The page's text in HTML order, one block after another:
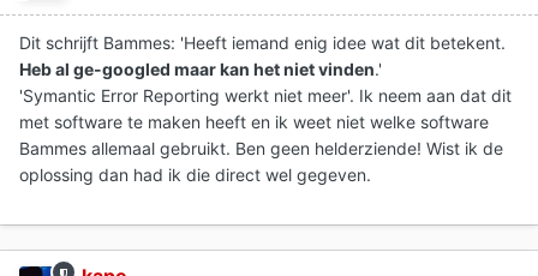
Dit schrijft Bammes: 'Heeft iemand enig idee wat dit betekent.
Heb al ge-googled maar kan het niet vinden.'
'Symantic Error Reporting werkt niet meer'. Ik neem aan dat dit
met software te maken heeft en ik weet niet welke software
Bammes allemaal gebruikt. Ben geen helderziende! Wist ik de
oplossing dan had ik die direct wel gegeven.